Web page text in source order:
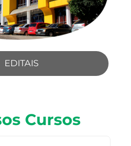
EDITAIS
Cursos